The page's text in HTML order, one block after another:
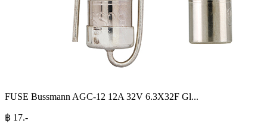
FUSE Bussmann AGC-12 12A 32V 6.3X32F Gl...
฿ 17.-